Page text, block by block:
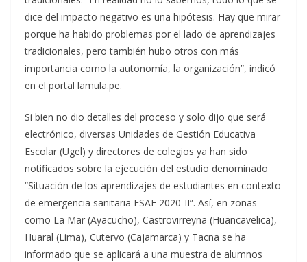
dice del impacto negativo es una hipótesis. Hay que mirar
porque ha habido problemas por el lado de aprendizajes
tradicionales, pero también hubo otros con más
importancia como la autonomía, la organización”, indicó
en el portal lamula.pe.
Si bien no dio detalles del proceso y solo dijo que será
electrónico, diversas Unidades de Gestión Educativa
Escolar (Ugel) y directores de colegios ya han sido
notificados sobre la ejecución del estudio denominado
“Situación de los aprendizajes de estudiantes en contexto
de emergencia sanitaria ESAE 2020-II”. Así, en zonas
como La Mar (Ayacucho), Castrovirreyna (Huancavelica),
Huaral (Lima), Cutervo (Cajamarca) y Tacna se ha
informado que se aplicará a una muestra de alumnos